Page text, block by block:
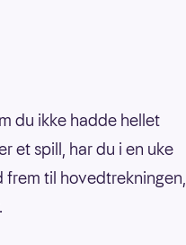
du ikke hadde hellet
et spill, har du i en uke
til hovedtrekningen,